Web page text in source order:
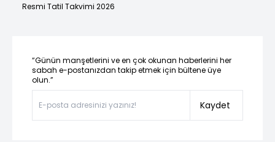
Resmi Tatil Takvimi 2026
“Günün manşetlerini ve en çok okunan haberlerini her
sabah e-postanızdan takip etmek için bültene üye
olun.”
Kaydet